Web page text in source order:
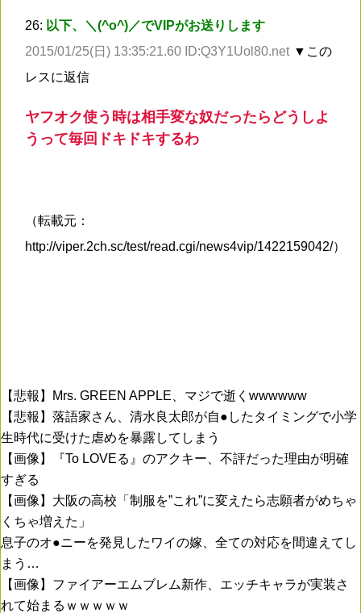
26: 以下、＼(^o^)／でVIPがお送りします
2015/01/25(日) 13:35:21.60 ID:Q3Y1Uol80.net ▼この
レスに返信
ヤフオク使う時は相手変な奴だったらどうしよ
うって毎回ドキドキするわ
（転載元：
http://viper.2ch.sc/test/read.cgi/news4vip/1422159042/）
【悲報】Mrs. GREEN APPLE、マジで逝くwwwwww
【悲報】落語家さん、清水良太郎が自●したタイミングで小学
生時代に受けた虐めを暴露してしまう
【画像】『To LOVEる』のアクキー、不評だった理由が明確
すぎる
【画像】大阪の高校「制服を”これ”に変えたら志願者がめちゃ
くちゃ増えた」
息子のオ●ニーを発見したワイの嫁、全ての対応を間違えてし
まう…
【画像】ファイアーエムブレム新作、エッチキャラが実装さ
れて始まるｗｗｗｗｗ